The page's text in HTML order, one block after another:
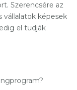
Szerencsére az
képesek
el tudják